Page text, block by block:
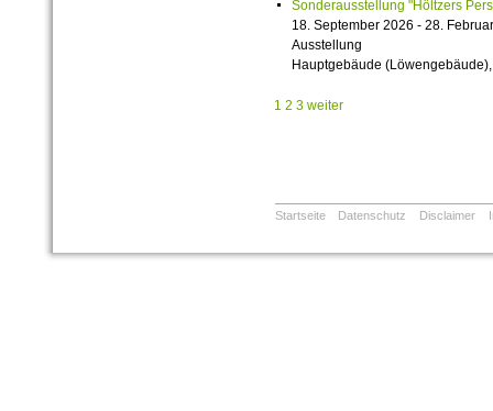
Sonderausstellung "Höltzers
18. September 2026 - 28.
Ausstellung
Hauptgebäude
1 2 3 weiter
Startseite Datenschutz Disclaimer